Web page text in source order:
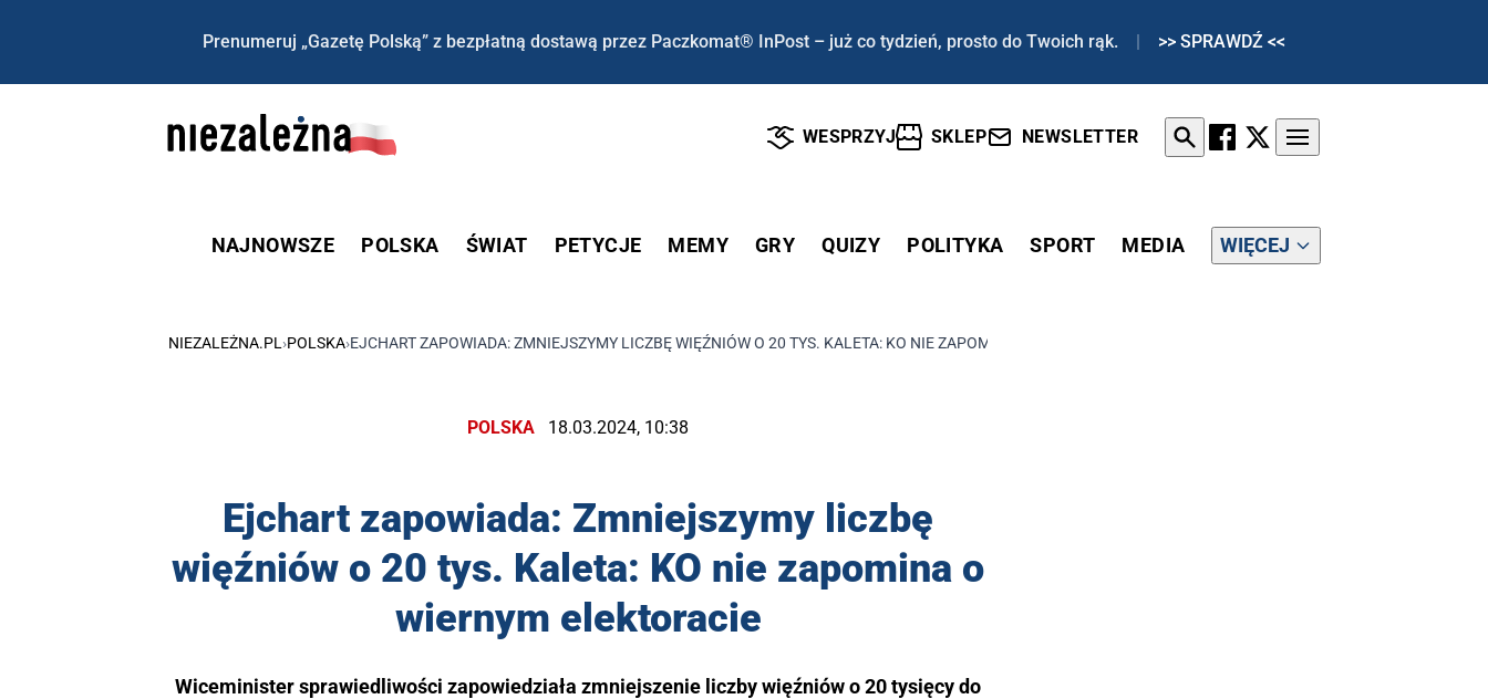
Prenumeruj „Gazetę Polską” z bezpłatną dostawą przez Paczkomat® InPost – już co tydzień, prosto do Twoich rąk. | >> SPRAWDŹ <<
WESPRZYJ SKLEP NEWSLETTER
NAJNOWSZE POLSKA ŚWIAT PETYCJE MEMY GRY QUIZY POLITYKA SPORT MEDIA WIĘCEJ
NIEZALEŻNA.PL ›POLSKA›EJCHART ZAPOWIADA: ZMNIEJSZYMY LICZBĘ WIĘŹNIÓW O 20 TYS. KALETA: KO NIE ZAPOMINA O WIERNYM ELEKTORACIE
POLSKA 18.03.2024, 10:38
Ejchart zapowiada: Zmniejszymy liczbę
więźniów o 20 tys. Kaleta: KO nie zapomina o
wiernym elektoracie
Wiceminister sprawiedliwości zapowiedziała zmniejszenie liczby więźniów o 20 tysięcy do